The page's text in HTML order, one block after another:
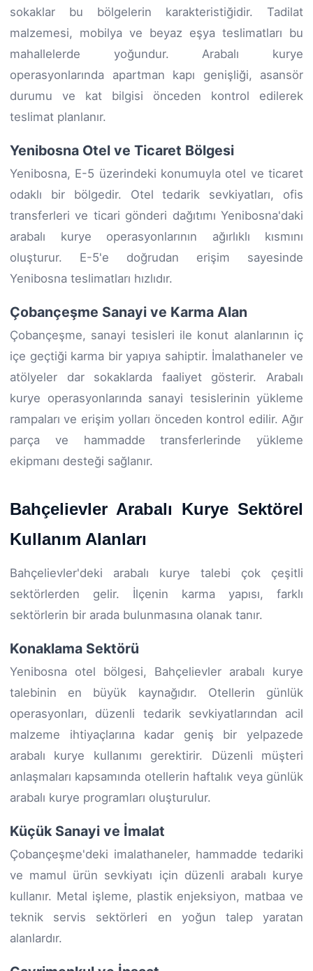
sokaklar bu bölgelerin karakteristiğidir. Tadilat
malzemesi, mobilya ve beyaz eşya teslimatları bu
mahallelerde yoğundur. Arabalı kurye
operasyonlarında apartman kapı genişliği, asansör
durumu ve kat bilgisi önceden kontrol edilerek
teslimat planlanır.
Yenibosna Otel ve Ticaret Bölgesi
Yenibosna, E-5 üzerindeki konumuyla otel ve ticaret
odaklı bir bölgedir. Otel tedarik sevkiyatları, ofis
transferleri ve ticari gönderi dağıtımı Yenibosna'daki
arabalı kurye operasyonlarının ağırlıklı kısmını
oluşturur. E-5'e doğrudan erişim sayesinde
Yenibosna teslimatları hızlıdır.
Çobançeşme Sanayi ve Karma Alan
Çobançeşme, sanayi tesisleri ile konut alanlarının iç
içe geçtiği karma bir yapıya sahiptir. İmalathaneler ve
atölyeler dar sokaklarda faaliyet gösterir. Arabalı
kurye operasyonlarında sanayi tesislerinin yükleme
rampaları ve erişim yolları önceden kontrol edilir. Ağır
parça ve hammadde transferlerinde yükleme
ekipmanı desteği sağlanır.
Bahçelievler Arabalı Kurye Sektörel
Kullanım Alanları
Bahçelievler'deki arabalı kurye talebi çok çeşitli
sektörlerden gelir. İlçenin karma yapısı, farklı
sektörlerin bir arada bulunmasına olanak tanır.
Konaklama Sektörü
Yenibosna otel bölgesi, Bahçelievler arabalı kurye
talebinin en büyük kaynağıdır. Otellerin günlük
operasyonları, düzenli tedarik sevkiyatlarından acil
malzeme ihtiyaçlarına kadar geniş bir yelpazede
arabalı kurye kullanımı gerektirir. Düzenli müşteri
anlaşmaları kapsamında otellerin haftalık veya günlük
arabalı kurye programları oluşturulur.
Küçük Sanayi ve İmalat
Çobançeşme'deki imalathaneler, hammadde tedariki
ve mamul ürün sevkiyatı için düzenli arabalı kurye
kullanır. Metal işleme, plastik enjeksiyon, matbaa ve
teknik servis sektörleri en yoğun talep yaratan
alanlardır.